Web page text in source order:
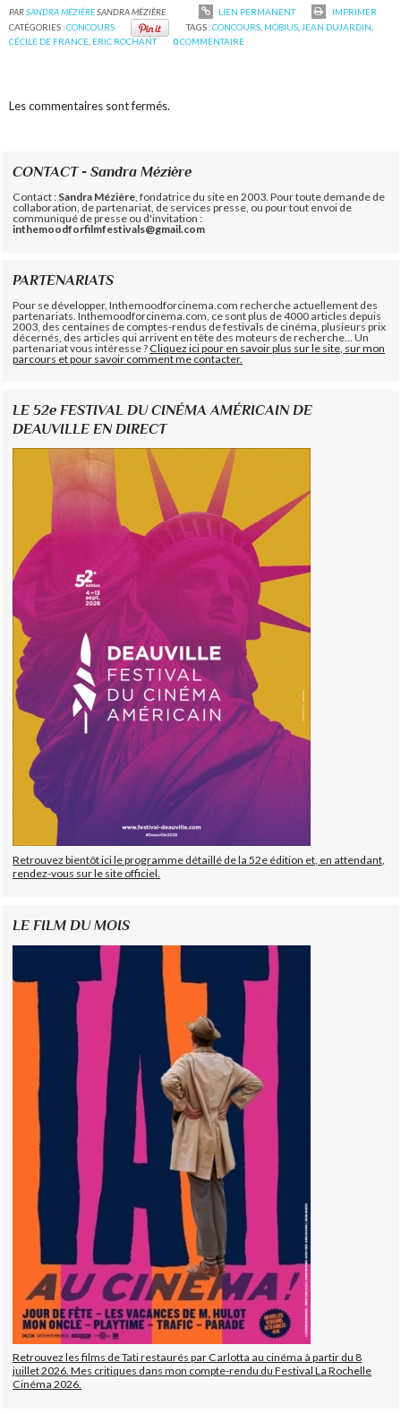
PARSANDRA MÉZIÈRESANDRA MÉZIÈRE LIEN PERMANENT
IMPRIMER
CATÉGORIES :CONCOURS TAGS :CONCOURS, MÖBIUS, JEAN DUJARDIN
CÉCILE DE FRANCE ERIC ROCHANT 0COMMENTAIRE
Les commentaires sont fermés.
CONTACT - Sandra Mézière
Contact : Sandra Mézière , fondatrice du site en 2003. Pour toute demande de
collaboration, de partenariat, de services presse, ou pour tout envoi de
communiqué de presse ou d'invitation :
inthemoodforfilmfestivals@gmail.com
PARTENARIATS
Pour se développer, Inthemoodforcinema.com recherche actuellement des
partenariats. Inthemoodforcinema.com, ce sont plus de 4000 articles depuis
2003, des centaines de comptes-rendus de festivals de cinéma, plusieurs prix
décernés, des articles qui arrivent en tête des moteurs de recherche... Un
partenariat vous intéresse ?Cliquez ici pour en savoir plus sur le site, sur mon
parcours et pour savoir comment me contacter.
LE 52e FESTIVAL DU CINÉMA AMÉRICAIN DE
DEAUVILLE EN DIRECT
Retrouvez bientôt ici le programme détaillé de la 52e édition et, en attendant,
rendez-vous sur le site officiel.
LE FILM DU MOIS
Retrouvez les films de Tati restaurés par Carlotta au cinéma à partir du 8
juillet 2026. Mes critiques dans mon compte-rendu du Festival La Rochelle
Cinéma 2026.